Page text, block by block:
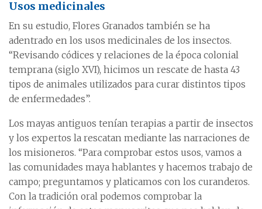
Usos medicinales
En su estudio, Flores Granados también se ha
adentrado en los usos medicinales de los insectos.
“Revisando códices y relaciones de la época colonial
temprana (siglo XVI), hicimos un rescate de hasta 43
tipos de animales utilizados para curar distintos tipos
de enfermedades”.
Los mayas antiguos tenían terapias a partir de insectos
y los expertos la rescatan mediante las narraciones de
los misioneros. “Para comprobar estos usos, vamos a
las comunidades maya hablantes y hacemos trabajo de
campo; preguntamos y platicamos con los curanderos.
Con la tradición oral podemos comprobar la